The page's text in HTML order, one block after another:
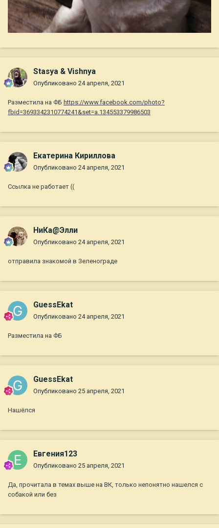
Stasya & Vishnya
Опубликовано 24 апреля, 2021
Разместила на ФБ https://www.facebook.com/photo?
fbid=3693342310774241&set=a.134553379986503
Екатерина Кириллова
Опубликовано 24 апреля, 2021
Ссылка не работает ((
НиКа@Элли
Опубликовано 24 апреля, 2021
отправила знакомой в Зеленограде
GuessEkat
Опубликовано 24 апреля, 2021
Разместила на ФБ
GuessEkat
Опубликовано 25 апреля, 2021
Нашёлся
Евгения123
Опубликовано 25 апреля, 2021
Да, прочитала в темах выше на ВК, только непонятно нашелся с
собакой или без